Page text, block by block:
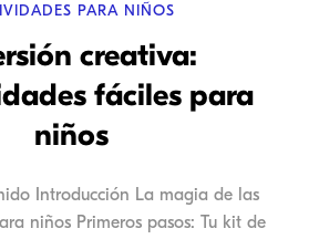
PARA NIÑOS
creativa:
fáciles para
niños
Introducción La magia de las
niños Primeros pasos: Tu kit de